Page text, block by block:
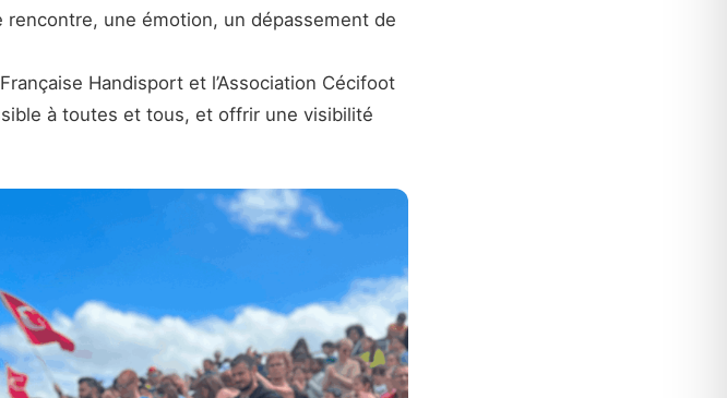
rencontre, une émotion, un dépassement de
Handisport et l’Association Cécifoot
à toutes et tous, et offrir une visibilité